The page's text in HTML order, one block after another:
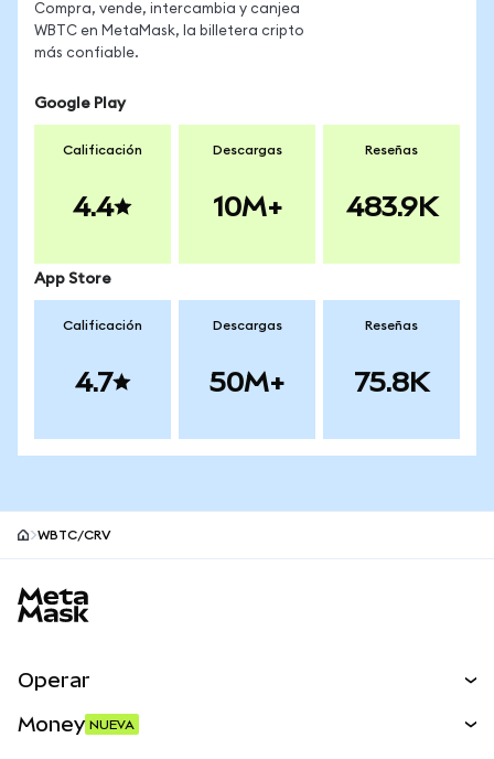
Compra, vende, intercambia y canjea
WBTC en MetaMask, la billetera cripto
más confiable.
Google Play
Calificación
4.4
Descargas
10M+
Reseñas
483.9K
App Store
Calificación
4.7
Descargas
50M+
Reseñas
75.8K
WBTC/CRV
Operar
Money NUEVA